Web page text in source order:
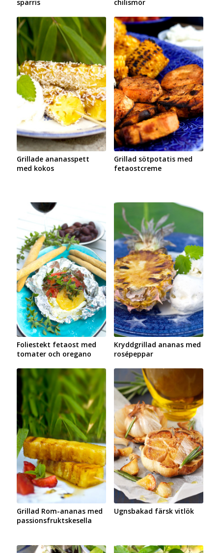
sparris chilismör
Grillade ananasspett
med kokos
Grillad sötpotatis med
fetaostcreme
Foliestekt fetaost med
tomater och oregano
Kryddgrillad ananas med
rosépeppar
Grillad Rom-ananas med
passionsfruktskesella
Ugnsbakad färsk vitlök